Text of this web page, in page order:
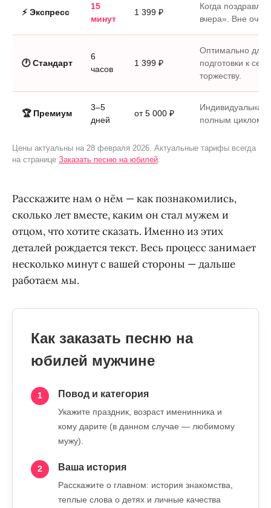
⚡ Экспресс
15
минут
1 399 ₽
Когда
вчера». Вне
🕐 Стандарт
6
часов
1 399 ₽
Оптимально для
подготовки к
торжеству.
🏆 Премиум
3–5
дней
от 5 000 ₽
Индивидуальная
полным циклом
Цены актуальны на 28 февраля 2026. Актуальные тарифы всегда
на странице Заказать песню на юбилей
Расскажите нам о нём — как познакомились,
сколько лет вместе, каким он стал мужем и
отцом, что хотите сказать. Именно из этих
деталей рождается текст. Весь процесс занимает
несколько минут с вашей стороны — дальше
работаем мы.
Как заказать песню на
юбилей мужчине
1 Повод и категория
Укажите праздник, возраст именинника и
кому дарите (в данном случае — любимому
мужу).
2 Ваша история
Расскажите о главном: история знакомства,
теплые слова о детях и личные качества